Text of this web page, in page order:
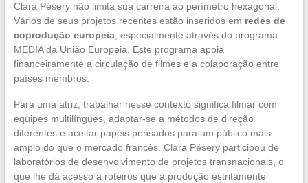
Clara Pésery não limita sua carreira ao perímetro hexagonal.
Vários de seus projetos recentes estão inseridos em redes de
coprodução europeia, especialmente através do programa
MEDIA da União Europeia. Este programa apoia
financeiramente a circulação de filmes e a colaboração entre
países membros.
Para uma atriz, trabalhar nesse contexto significa filmar com
equipes multilíngues, adaptar-se a métodos de direção
diferentes e aceitar papéis pensados para um público mais
amplo do que o mercado francês. Clara Pésery participou de
laboratórios de desenvolvimento de projetos transnacionais, o
que lhe dá acesso a roteiros que a produção estritamente